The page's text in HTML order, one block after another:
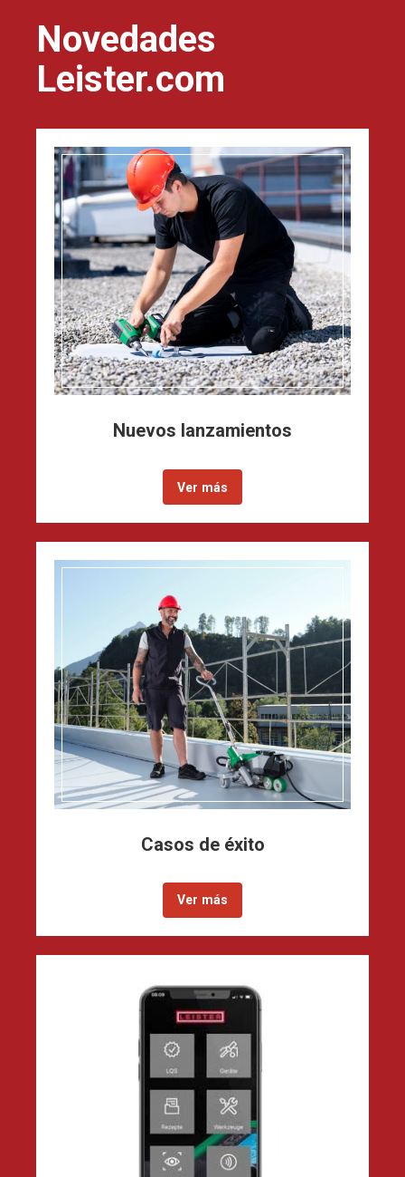
Novedades
Leister.com
Nuevos lanzamientos
Ver más
Casos de éxito
Ver más